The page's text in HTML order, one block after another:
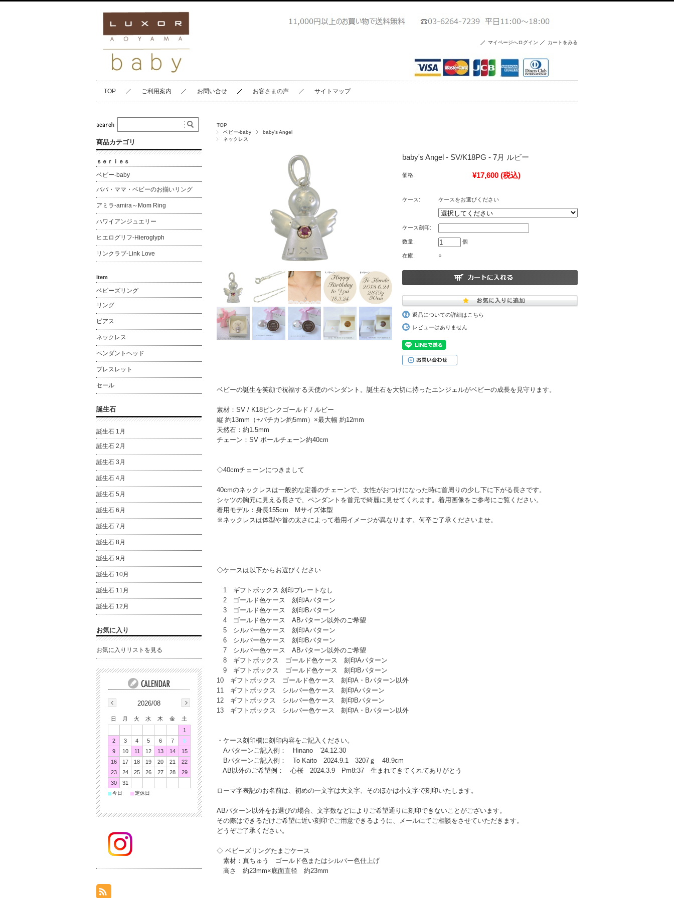
マイページへログイン カートをみる
TOP ご利用案内 お問い合せ お客さまの声 サイトマップ
TOP
ベビー-baby
baby's Angel
ネックレス
baby's Angel - SV/K18PG - 7月 ルビー
価格: ¥17,600 (税込)
ケース: ケースをお選びください
ケース刻印:
数量: 個
在庫: ○
返品についての詳細はこちら
レビューはありません
ベビーの誕生を笑顔で祝福する天使のペンダント。誕生石を大切に持ったエンジェルがベビーの成長を見守ります。
素材：SV / K18ピンクゴールド / ルビー
縦 約13mm（+バチカン約5mm）×最大幅 約12mm
天然石：約1.5mm
チェーン：SV ボールチェーン約40cm
◇40cmチェーンにつきまして
40cmのネックレスは一般的な定番のチェーンで、女性がおつけになった時に首周りの少し下に下がる長さです。
シャツの胸元に見える長さで、ペンダントを首元で綺麗に見せてくれます。着用画像をご参考にご覧ください。
着用モデル：身長155cm Mサイズ体型
※ネックレスは体型や首の太さによって着用イメージが異なります。何卒ご了承くださいませ。
◇ケースは以下からお選びください
1 ギフトボックス 刻印プレートなし
2 ゴールド色ケース 刻印Aパターン
3 ゴールド色ケース 刻印Bパターン
4 ゴールド色ケース ABパターン以外のご希望
5 シルバー色ケース 刻印Aパターン
6 シルバー色ケース 刻印Bパターン
7 シルバー色ケース ABパターン以外のご希望
8 ギフトボックス ゴールド色ケース 刻印Aパターン
9 ギフトボックス ゴールド色ケース 刻印Bパターン
10 ギフトボックス ゴールド色ケース 刻印A・Bパターン以外
11 ギフトボックス シルバー色ケース 刻印Aパターン
12 ギフトボックス シルバー色ケース 刻印Bパターン
13 ギフトボックス シルバー色ケース 刻印A・Bパターン以外
・ケース刻印欄に刻印内容をご記入ください。
Aパターンご記入例： Hinano ’24.12.30
Bパターンご記入例： To Kaito 2024.9.1 3207ｇ 48.9cm
AB以外のご希望例： 心桜 2024.3.9 Pm8:37 生まれてきてくれてありがとう
ローマ字表記のお名前は、初めの一文字は大文字、そのほかは小文字で刻印いたします。
ABパターン以外をお選びの場合、文字数などによりご希望通りに刻印できないことがございます。
その際はできるだけご希望に近い刻印でご用意できるように、メールにてご相談をさせていただきます。
どうぞご了承ください。
◇ ベビーズリングたまごケース
素材：真ちゅう ゴールド色またはシルバー色仕上げ
高さ 約23mm×底面直径 約23mm
商品カテゴリ
ｓｅｒｉｅｓ
ベビー-baby
パパ・ママ・ベビーのお揃いリング
アミラ-amira～Mom Ring
ハワイアンジュエリー
ヒエログリフ-Hieroglyph
リンクラブ-Link Love
item
ベビーズリング
リング
ピアス
ネックレス
ペンダントヘッド
ブレスレット
セール
誕生石
誕生石 1月
誕生石 2月
誕生石 3月
誕生石 4月
誕生石 5月
誕生石 6月
誕生石 7月
誕生石 8月
誕生石 9月
誕生石 10月
誕生石 11月
誕生石 12月
お気に入り
お気に入りリストを見る
2026/08
日 月 火 水 木 金
土
1
2
3 4 5 6 7
8
9
10 11 12 13 14
15
16
17 18 19 20 21
22
23
24 25 26 27 28
29
30
31
■今日 ■定休日